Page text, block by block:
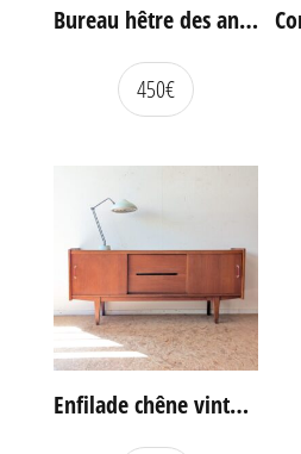
Bureau hêtre des années 60
450€
Enfilade chêne vintage portes coulissantes